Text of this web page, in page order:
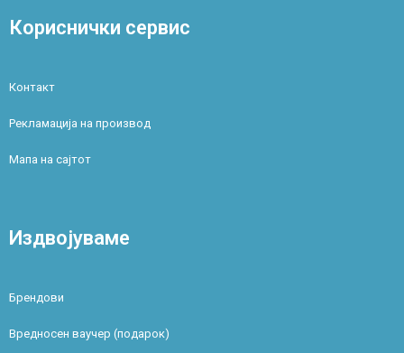
Кориснички сервис
Контакт
Рекламација на производ
Мапа на сајтот
Издвојуваме
Брендови
Вредносен ваучер (подарок)